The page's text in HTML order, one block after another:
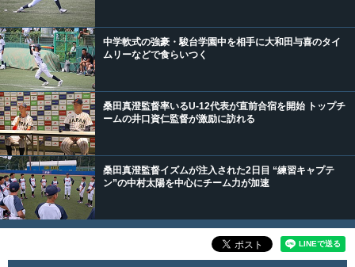
中学軟式の強豪・駿台学園中を相手に大和田与喜のタイ
ムリーなどで食らいつく
桑田真澄監督率いるU-12代表が直前合宿を開始 トップチ
ームの井口資仁監督が激励に訪れる
桑田真澄監督イズムが注入された2日目 “練習キャプテ
ン”の中村太陽を中心にチーム力が加速